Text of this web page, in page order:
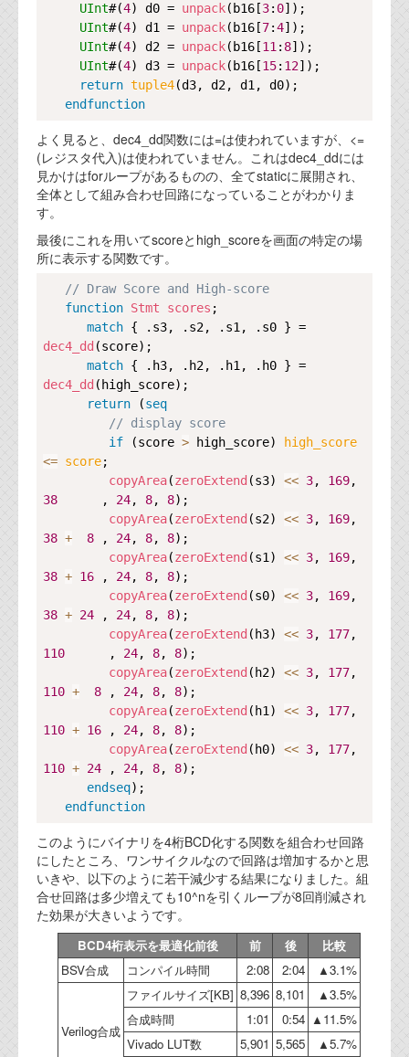
お問い合わせ
FAQ
UInt#(4) d0 = unpack(b16[3: 0]);
UInt#(4) d1 = unpack(b16[7:4]);
UInt#(4) d2 = unpack(b16[11 : 8]);
UInt#(4) d3 = unpack(b16[15: 12]);
return tuple4(d3, d2, d1, d0);
endfunction
よく見ると、dec4_dd関数には=は使われていますが、<=
(レジスタ代入)は使われていません。これはdec4_ddには
見かけはforループがあるものの、全てstaticに展開され、
全体として組み合わせ回路になっていることがわかりま
す。
最後にこれを用いてscoreとhigh_scoreを画面の特定の場
所に表示する関数です。
// Draw Score and High-score
function Stmt scores ;
match
dec4_dd (score);
match
dec4_dd (high_score);
return (seq
// display score
if (score > high_score)
<= score;
copyArea(zeroExtend (s3) << 3, 169
38
      ,
24, 8, 8);
copyArea(zeroExtend (s2) << 3, 169
38 + 8 , 24, 8, 8);
copyArea(zeroExtend (s1) << 3, 169
38 + 16 , 24, 8, 8);
copyArea(zeroExtend (s0) << 3, 169
38 + 24 , 24, 8, 8);
copyArea(zeroExtend (h3) << 3, 177
110
      ,
24, 8, 8);
copyArea(zeroExtend (h2) << 3, 177
110 + 8 , 24, 8, 8);
copyArea(zeroExtend (h1) << 3, 177
110 + 16 , 24, 8, 8);
copyArea(zeroExtend (h0) << 3, 177
110 + 24 , 24, 8, 8);
endseq);
endfunction
このようにバイナリを4桁BCD化する関数を組合わせ回路
にしたところ、ワンサイクルなので回路は増加するかと思
いきや、以下のように若干減少する結果になりました。組
合せ回路は多少増えても10^nを引くループが8回削減され
た効果が大きいようです。
BCD4桁表示を最適化前後 前 後
比較
BSV合成
コンパイル時間 2:08 2:04 ▲3.1%
Verilog合成
ファイルサイズ[KB] 8,396 8,101
▲3.5%
合成時間
1:01 0:54 ▲11.5%
Vivado LUT数
5,901 5,565 ▲5.7%